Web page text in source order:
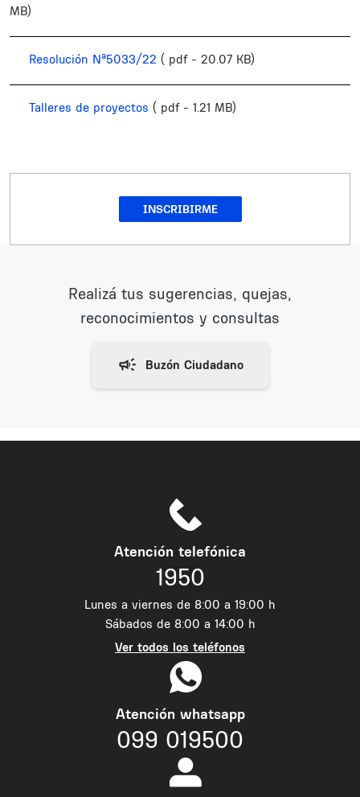
MB)
Resolución Nª5033/22 ( pdf - 20.07 KB)
Talleres de proyectos ( pdf - 1.21 MB)
INSCRIBIRME
Realizá tus sugerencias, quejas,
reconocimientos y consultas
Atención telefónica
1950
Lunes a viernes de 8:00 a 19:00 h
Sábados de 8:00 a 14:00 h
Ver todos los teléfonos
Atención whatsapp
099 019500